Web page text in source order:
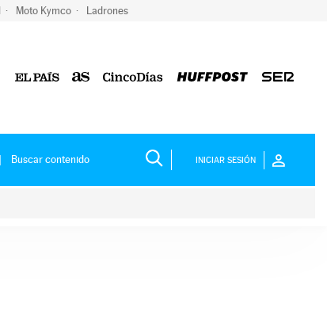
Moto Kymco Ladrones
INICIAR SESIÓN